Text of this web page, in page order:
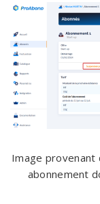
Image provenant
abonnement